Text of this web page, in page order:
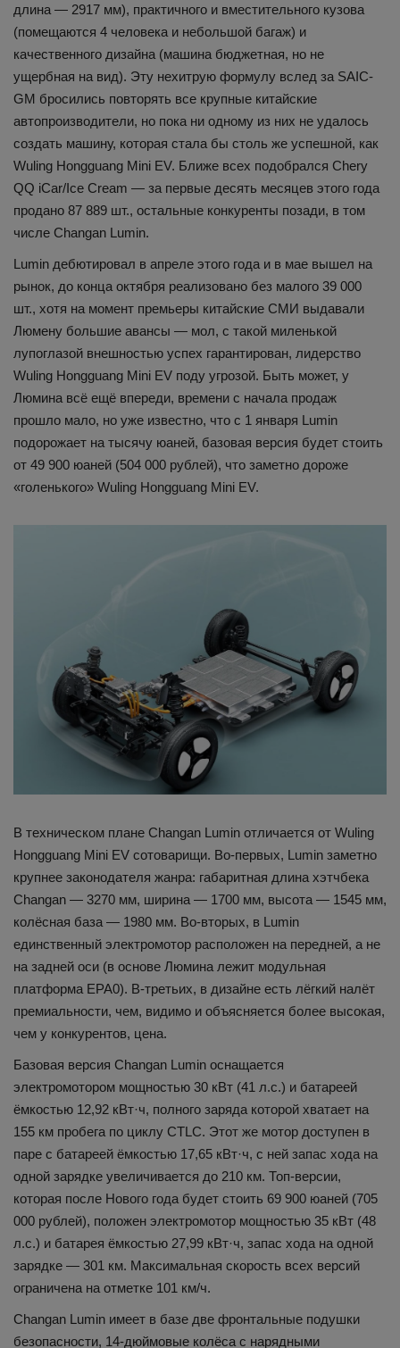
длина — 2917 мм), практичного и вместительного кузова
(помещаются 4 человека и небольшой багаж) и
качественного дизайна (машина бюджетная, но не
ущербная на вид). Эту нехитрую формулу вслед за SAIC-
GM бросились повторять все крупные китайские
автопроизводители, но пока ни одному из них не удалось
создать машину, которая стала бы столь же успешной, как
Wuling Hongguang Mini EV. Ближе всех подобрался Chery
QQ iCar/Ice Cream — за первые десять месяцев этого года
продано 87 889 шт., остальные конкуренты позади, в том
числе Changan Lumin.
Lumin дебютировал в апреле этого года и в мае вышел на
рынок, до конца октября реализовано без малого 39 000
шт., хотя на момент премьеры китайские СМИ выдавали
Люмену большие авансы — мол, с такой миленькой
лупоглазой внешностью успех гарантирован, лидерство
Wuling Hongguang Mini EV поду угрозой. Быть может, у
Люмина всё ещё впереди, времени с начала продаж
прошло мало, но уже известно, что с 1 января Lumin
подорожает на тысячу юаней, базовая версия будет стоить
от 49 900 юаней (504 000 рублей), что заметно дороже
«голенького» Wuling Hongguang Mini EV.
В техническом плане Changan Lumin отличается от Wuling
Hongguang Mini EV сотоварищи. Во-первых, Lumin заметно
крупнее законодателя жанра: габаритная длина хэтчбека
Changan — 3270 мм, ширина — 1700 мм, высота — 1545 мм,
колёсная база — 1980 мм. Во-вторых, в Lumin
единственный электромотор расположен на передней, а не
на задней оси (в основе Люмина лежит модульная
платформа EPA0). В-третьих, в дизайне есть лёгкий налёт
премиальности, чем, видимо и объясняется более высокая,
чем у конкурентов, цена.
Базовая версия Changan Lumin оснащается
электромотором мощностью 30 кВт (41 л.с.) и батареей
ёмкостью 12,92 кВт·ч, полного заряда которой хватает на
155 км пробега по циклу CTLC. Этот же мотор доступен в
паре с батареей ёмкостью 17,65 кВт·ч, с ней запас хода на
одной зарядке увеличивается до 210 км. Топ-версии,
которая после Нового года будет стоить 69 900 юаней (705
000 рублей), положен электромотор мощностью 35 кВт (48
л.с.) и батарея ёмкостью 27,99 кВт·ч, запас хода на одной
зарядке — 301 км. Максимальная скорость всех версий
ограничена на отметке 101 км/ч.
Changan Lumin имеет в базе две фронтальные подушки
безопасности, 14-дюймовые колёса с нарядными